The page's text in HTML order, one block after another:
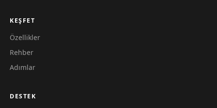
KEŞFET
Özellikler
Rehber
Adımlar
DESTEK